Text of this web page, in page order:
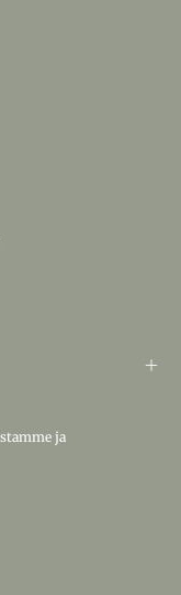
ja